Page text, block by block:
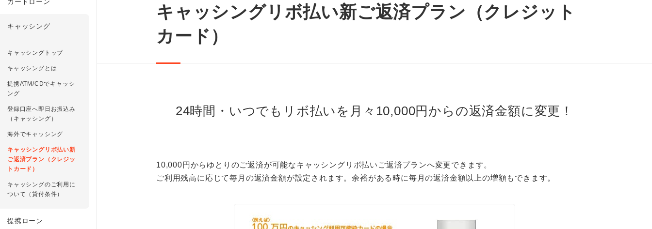
キャッシング
キャッシングトップ
キャッシングとは
提携ATM/CDでキャッシ
ング
登録口座へ即日お振込み
（キャッシング）
海外でキャッシング
キャッシングリボ払い新
ご返済プラン（クレジッ
トカード）
キャッシングのご利用に
ついて（貸付条件）
提携ローン
キャッシングリボ払い新ご返済プラン（クレジット
カード）
24時間・いつでもリボ払いを月々10,000円からの返済金額に変更！
10,000円からゆとりのご返済が可能なキャッシングリボ払いご返済プランへ変更できます。
ご利用残高に応じて毎月の返済金額が設定されます。余裕がある時に毎月の返済金額以上の増額もできます。